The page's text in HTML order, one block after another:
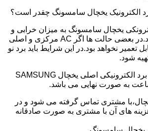
الکترونیک یخچال سامسونگ چقدر است؟
یخچال سامسونگ به میزان خرابی و
مشکل برد بستگی دارد.در بعضی حالت ها اگر AC مرکزی و اصلی
تعمیر نخواهد بود.در این شرایط باید برد نو
شود.
زمان تقریبی تعمیرات برد الکترونیکی اصلی یخچال SAMSUNG
مشتری تماس گرفته می شود و در
های آن با مشتری به صورت صادقانه